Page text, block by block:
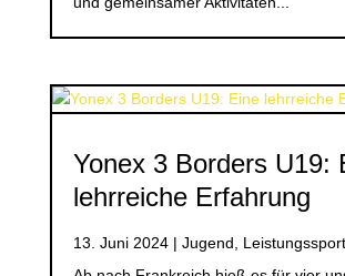
Yonex 3 Borders U19:
lehrreiche Erfahrung
13. Juni 2024| Jugend, Leistungssport